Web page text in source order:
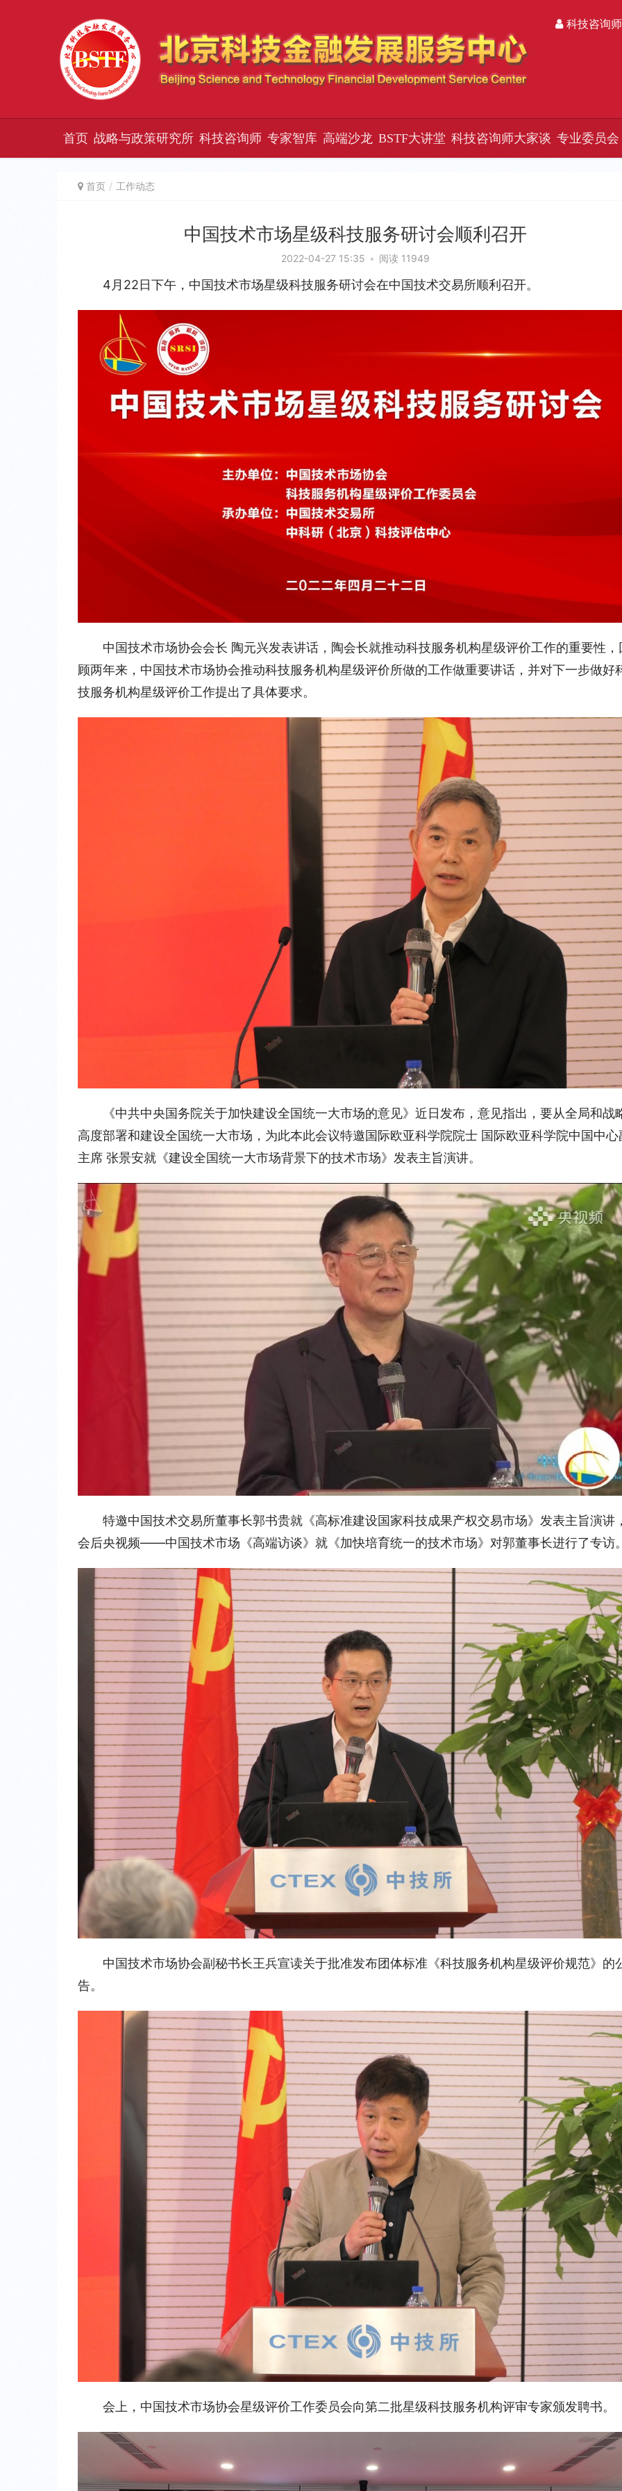
科技咨询
首页 战略与政策研究所 科技咨询师 专家智库 高端沙龙 BSTF大讲堂 科技咨询师大家谈 专业委员会
首页 工作动态
中国技术市场星级科技服务研讨会顺利召开
2022-04-27 15:35 • 阅读 11949
4月22日下午，中国技术市场星级科技服务研讨会在中国技术交易所顺利召开。
中国技术市场协会会长 陶元兴发表讲话，陶会长就推动科技服务机构星级评价工作的重要性，
顾两年来，中国技术市场协会推动科技服务机构星级评价所做的工作做重要讲话，并对下一步做好
技服务机构星级评价工作提出了具体要求。
《中共中央国务院关于加快建设全国统一大市场的意见》近日发布，意见指出，要从全局和战
高度部署和建设全国统一大市场，为此本此会议特邀国际欧亚科学院院士 国际欧亚科学院中国中心
主席 张景安就《建设全国统一大市场背景下的技术市场》发表主旨演讲。
特邀中国技术交易所董事长郭书贵就《高标准建设国家科技成果产权交易市场》发表主旨演讲
会后央视频——中国技术市场《高端访谈》就《加快培育统一的技术市场》对郭董事长进行了专访
中国技术市场协会副秘书长王兵宣读关于批准发布团体标准《科技服务机构星级评价规范》的
告。
会上，中国技术市场协会星级评价工作委员会向第二批星级科技服务机构评审专家颁发聘书。